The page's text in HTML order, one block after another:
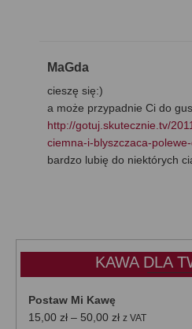
MaGda
cieszę się:)
a może przypadnie Ci do
http://gotuj.skutecznie.tv/
ciemna-i-blyszczaca-
bardzo lubię do niektórych
KAWA DLA
Postaw Mi Kawę
15,00 zł – 50,00 złZakres
z VAT